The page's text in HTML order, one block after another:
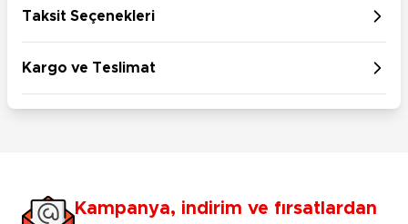
Taksit Seçenekleri
Kargo ve Teslimat
Kampanya, indirim ve fırsatlardan